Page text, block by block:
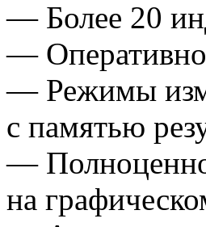
— Более 20
—
— Режимы
с памятью
—
на